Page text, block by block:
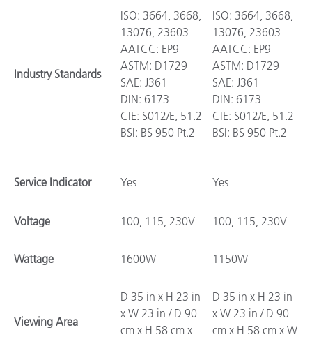
Industry Standards
ISO: 3664, 3668,
13076, 23603
AATCC: EP9
ASTM: D1729
SAE: J361
DIN: 6173
CIE: S012/E, 51.2
BSI: BS 950 Pt.2
ISO: 3664, 3668,
13076, 23603
AATCC: EP9
ASTM: D1729
SAE: J361
DIN: 6173
CIE: S012/E, 51.2
BSI: BS 950 Pt.2
Service Indicator Yes Yes
Voltage 100, 115, 230V 100, 115, 230V
Wattage 1600W 1150W
Viewing Area
D 35 in x H 23 in
x W 23 in / D 90
cm x H 58 cm x
D 35 in x H 23 in
x W 23 in / D 90
cm x H 58 cm x W